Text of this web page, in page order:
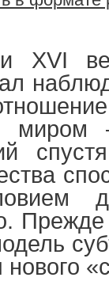
XVI
Прежде
нового